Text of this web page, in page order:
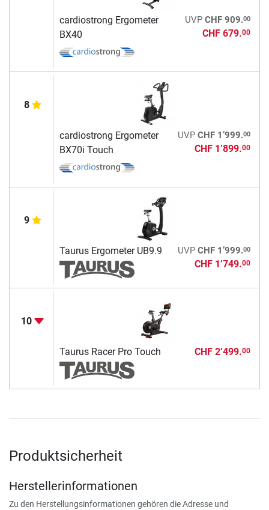
cardiostrong Ergometer
BX40
UVP CHF 909.00
CHF 679.00
8
cardiostrong Ergometer
BX70i Touch
UVP CHF 1’999.00
CHF 1’899.00
9
Taurus Ergometer UB9.9 UVP CHF 1’999.00
CHF 1’749.00
10
Taurus Racer Pro Touch CHF 2’499.00
Produktsicherheit
Herstellerinformationen
Zu den Herstellungsinformationen gehören die Adresse und